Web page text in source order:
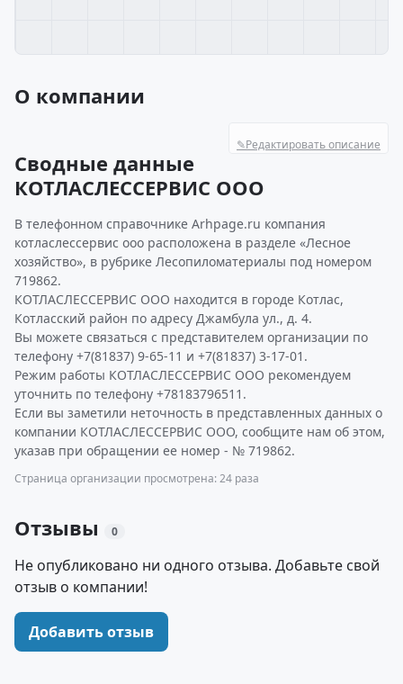
О компании
✎Редактировать описание
Сводные данные
КОТЛАСЛЕССЕРВИС ООО
В телефонном справочнике Arhpage.ru компания
котласлессервис ооо расположена в разделе «Лесное
хозяйство», в рубрике Лесопиломатериалы под номером
719862.
КОТЛАСЛЕССЕРВИС ООО находится в городе Котлас,
Котласский район по адресу Джамбула ул., д. 4.
Вы можете связаться с представителем организации по
телефону +7(81837) 9-65-11 и +7(81837) 3-17-01.
Режим работы КОТЛАСЛЕССЕРВИС ООО рекомендуем
уточнить по телефону +78183796511.
Если вы заметили неточность в представленных данных о
компании КОТЛАСЛЕССЕРВИС ООО, сообщите нам об этом,
указав при обращении ее номер - № 719862.
Страница организации просмотрена: 24 раза
Отзывы 0
Не опубликовано ни одного отзыва. Добавьте свой
отзыв о компании!
Добавить отзыв